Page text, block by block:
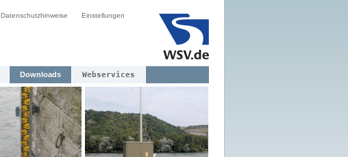
Datenschutzhinweise Einstellungen
Downloads Webservices